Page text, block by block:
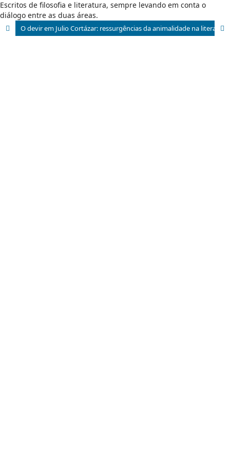
Escritos de filosofia e literatura, sempre levando em conta o
diálogo entre as duas áreas.
O devir em Julio Cortázar: ressurgências da animalidade na literatura contemporânea